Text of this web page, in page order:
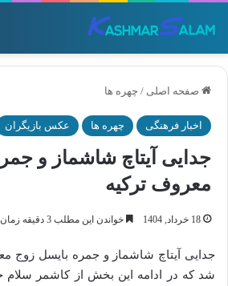
صفحه اصلی / چهره ها
اخبار فرهنگی چهره ها عکس بازیگران
جدایی آیتاچ شاشماز و
معروف ترکیه
18 خرداد, 1404 خواندن این مطلب 3 دقیقه زمان میبرد
جدایی آیتاچ شاشماز و جمره بایسل زوج
شد که در ادامه این بخش از کاشمر سلام